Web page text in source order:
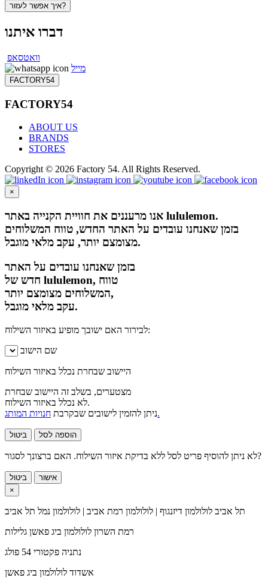
איך אפשר לעזור?
דברו איתנו
וואטסאפ
מייל
FACTORY54
FACTORY54
ABOUT US
BRANDS
STORES
Copyright © 2026 Factory 54. All Rights Reserved.
×
אנו מרעננים את חוויית הקנייה באתר lululemon.
בזמן שאנחנו עובדים על האתר החדש, טווח המשלוחים
מצומצם יותר, עקב מלאי מוגבל.
בזמן שאנחנו עובדים על האתר
חדש של lululemon, טווח
המשלוחים מצומצם יותר,
עקב מלאי מוגבל.
לבירור האם ישובך מופיע באיזור השילוח:
שם הישוב
היישוב שבחרת נכלל באיזור השילוח
מצטערים, בשלב זה היישוב שבחרת
לא נכלל באיזור השילוח.
ניתן להזמין לישובים שבקרבתחנויות המותג.
ביטול הוספה לסל
לא ניתן להוסיף פריט לסל ללא בדיקת איזור השילוח. האם ברצונך לסגור?
ביטול
אישור
×
תל אביב לולולמון דיזנגוף | לולולמון רמת אביב | לולולמון נמל תל אביב
רמת השרון לולולמון ביג פאשן גלילות
נתניה פקטורי 54 פולג
אשדוד לולולמון ביג פאשן